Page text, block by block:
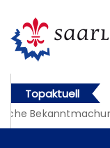
Topaktuell